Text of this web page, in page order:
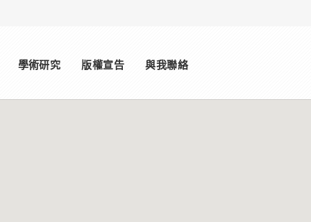
學術研究 版權宣告 與我聯絡